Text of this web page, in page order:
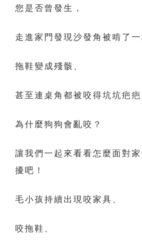
您是否曾發生，
走進家門發現沙發角被啃了一
拖鞋變成殘骸、
甚至連桌角都被咬得坑坑疤疤
為什麼狗狗會亂咬？
讓我們一起來看看怎麼面對
擾吧！
毛小孩持續出現咬家具、
咬拖鞋、